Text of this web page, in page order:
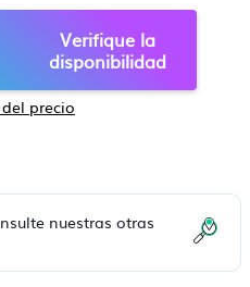
Verifique la
disponibilidad
precio
nuestras otras